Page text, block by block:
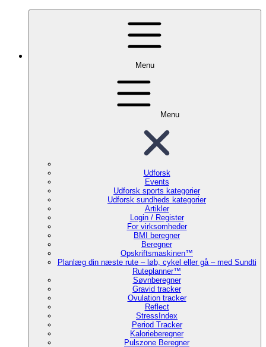
Menu
Menu
Udforsk
Events
Udforsk sports kategorier
Udforsk sundheds kategorier
Artikler
Login / Register
For virksomheder
BMI beregner
Beregner
Opskriftsmaskinen™
Planlæg din næste rute – løb, cykel eller gå – med Sundti
Ruteplanner™
Søvnberegner
Gravid tracker
Ovulation tracker
Reflect
StressIndex
Period Tracker
Kalorieberegner
Pulszone Beregner